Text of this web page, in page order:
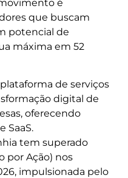
é
que buscam
potencial de
máxima em 52
de serviços
digital de
oferecendo
SaaS.
tem superado
por Ação) nos
impulsionada pelo